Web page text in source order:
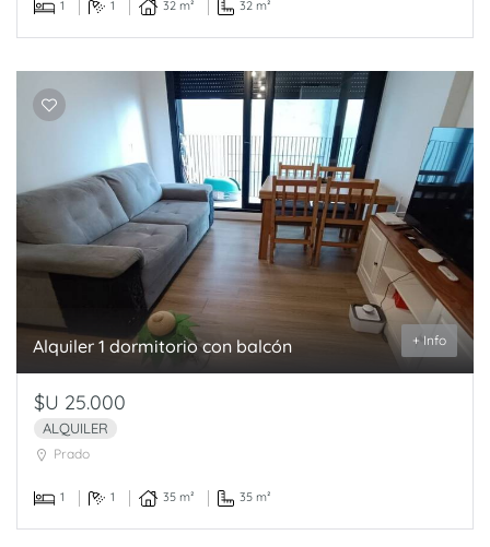
1 1 32 m² 32 m²
Alquiler 1 dormitorio con balcón + Info
$U 25.000
ALQUILER
Prado
1 1 35 m² 35 m²